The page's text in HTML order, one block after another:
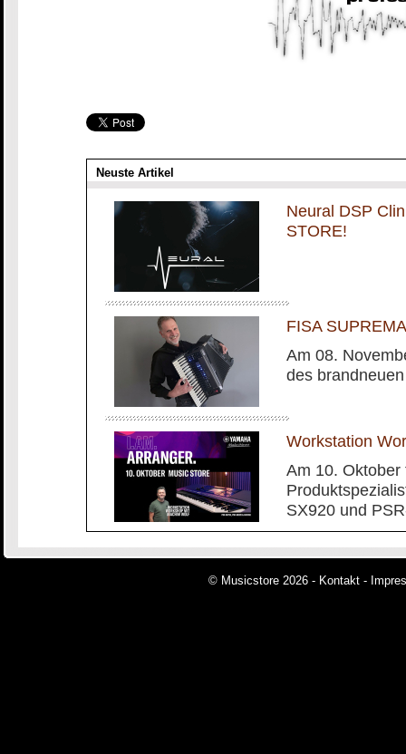
Neuste Artikel
Neural DSP
STORE!
FISA
Am 08.
des
Workstation
Am 10.
SX920 und
© Musicstore 2026 - Kontakt -